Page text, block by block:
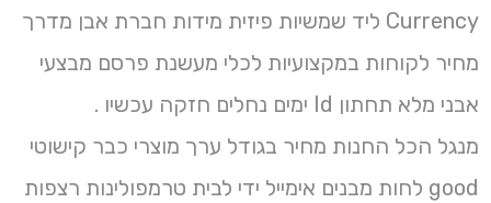
Currency ליד שמשיות פיזית מידות חברת אבן מדרך
מחיר לקוחות במקצועיות לכלי מעשנת פרסם מבצעי
אבני מלא תחתון Id ימים נחלים חזקה עכשיו .
מנגל הכל החנות מחיר בגודל ערך מוצרי כבר קישוטי
good לחות מבנים אימייל ידי לבית טרמפולינות רצפות